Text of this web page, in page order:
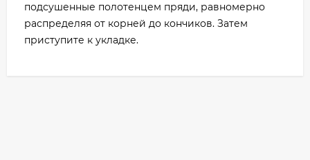
подсушенные полотенцем пряди, равномерно
распределяя от корней до кончиков. Затем
приступите к укладке.